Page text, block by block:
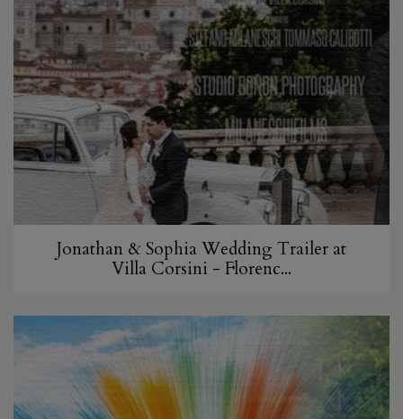
Jonathan & Sophia Wedding Trailer at
Villa Corsini - Florenc...